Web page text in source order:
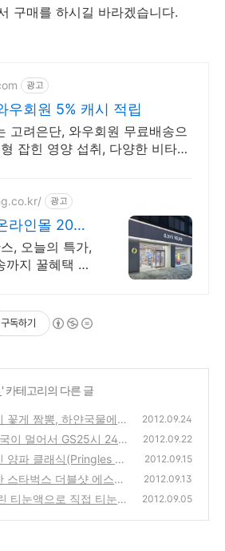
구매를 하시길 바라겠습니다.
광고
우회원 5% 캐시 적립
고려은단, 와우회원 무료배송으
잡힌 영양 섭취, 다양한 비타민
광고
라인몰 20시
드림
, 오늘의 특가,
까지 꿀혜택 놓
구독하기
' 카테고리의 다른 글
꽃게 짬뽕, 하얀국물에
품 출시
(0)
2012.09.24
이 멀어서 GS25시 24
해서 먹어본 소화제 드링
2012.09.22
양파 클래식(Pringles M
품 대형마트에서 구입
2012.09.15
스타벅스 더블샷 에스프
기 4개입 제품 시음기
2012.09.13
티눈액으로 직접 티눈,
2012.09.05